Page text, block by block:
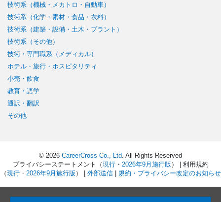
技術系（機械・メカトロ・自動車）
技術系（化学・素材・食品・衣料）
技術系（建築・設備・土木・プラント）
技術系（その他）
技術・専門職系（メディカル）
ホテル・旅行・ホスピタリティ
小売・飲食
教育・語学
通訳・翻訳
その他
© 2026 CareerCross Co., Ltd . All Rights Reserved
プライバシーステートメント（現行・ 2026年9月施行版 ） | 利用規約
（現行・ 2026年9月施行版 ） | 外部送信| 規約・プライバシー改定のお知らせ